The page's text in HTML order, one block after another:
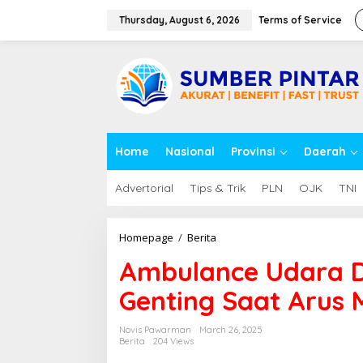
Thursday, August 6, 2026 Terms of Service
Home Nasional Provinsi Daerah
Advertorial Tips & Trik PLN OJK TNI
Homepage / Berita
b
u
n
Ambulance Udara
Genting Saat Arus
Novis Pawarman
March 26, 2025
Berita
204 Views